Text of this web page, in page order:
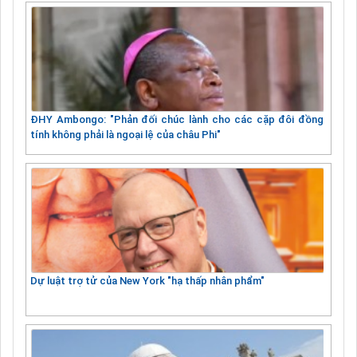
ĐHY Ambongo: "Phản đối chúc lành cho các cặp đôi đồng
tính không phải là ngoại lệ của châu Phi"
Dự luật trợ tử của New York "hạ thấp nhân phẩm"